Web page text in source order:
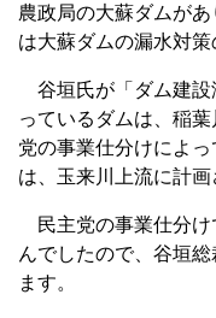
農政局の大蘇ダムが
は大蘇ダムの漏水対策
谷垣氏が「ダム建設
っているダムは、稲
党の事業仕分けによ
は、玉来川上流に計画
民主党の事業仕分け
んでしたので、谷垣
ます。